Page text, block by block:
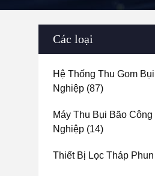
Các loại
Hệ Thống Thu Gom
Nghiệp (87)
Máy Thu Bụi Bão Công
Nghiệp (14)
Thiết Bị Lọc Tháp Phun